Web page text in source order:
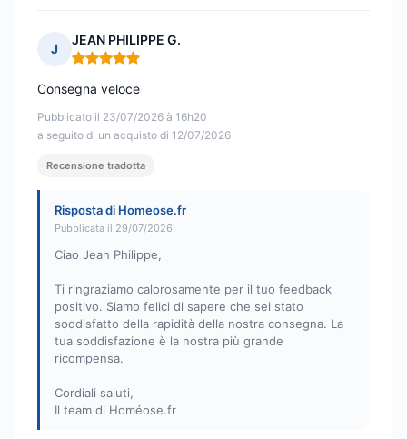
J
JEAN PHILIPPE G.
Nota: 5 su 5
Pubblicato il 23/07/2026 à 16h20
a seguito di un acquisto di 12/07/2026
Consegna veloce
Recensione tradotta
Risposta di Homeose.fr
Pubblicata il 29/07/2026
Ciao Jean Philippe,
Ti ringraziamo calorosamente per il tuo feedback
positivo. Siamo felici di sapere che sei stato
soddisfatto della rapidità della nostra consegna. La
tua soddisfazione è la nostra più grande
ricompensa.
Cordiali saluti,
Il team di Homéose.fr